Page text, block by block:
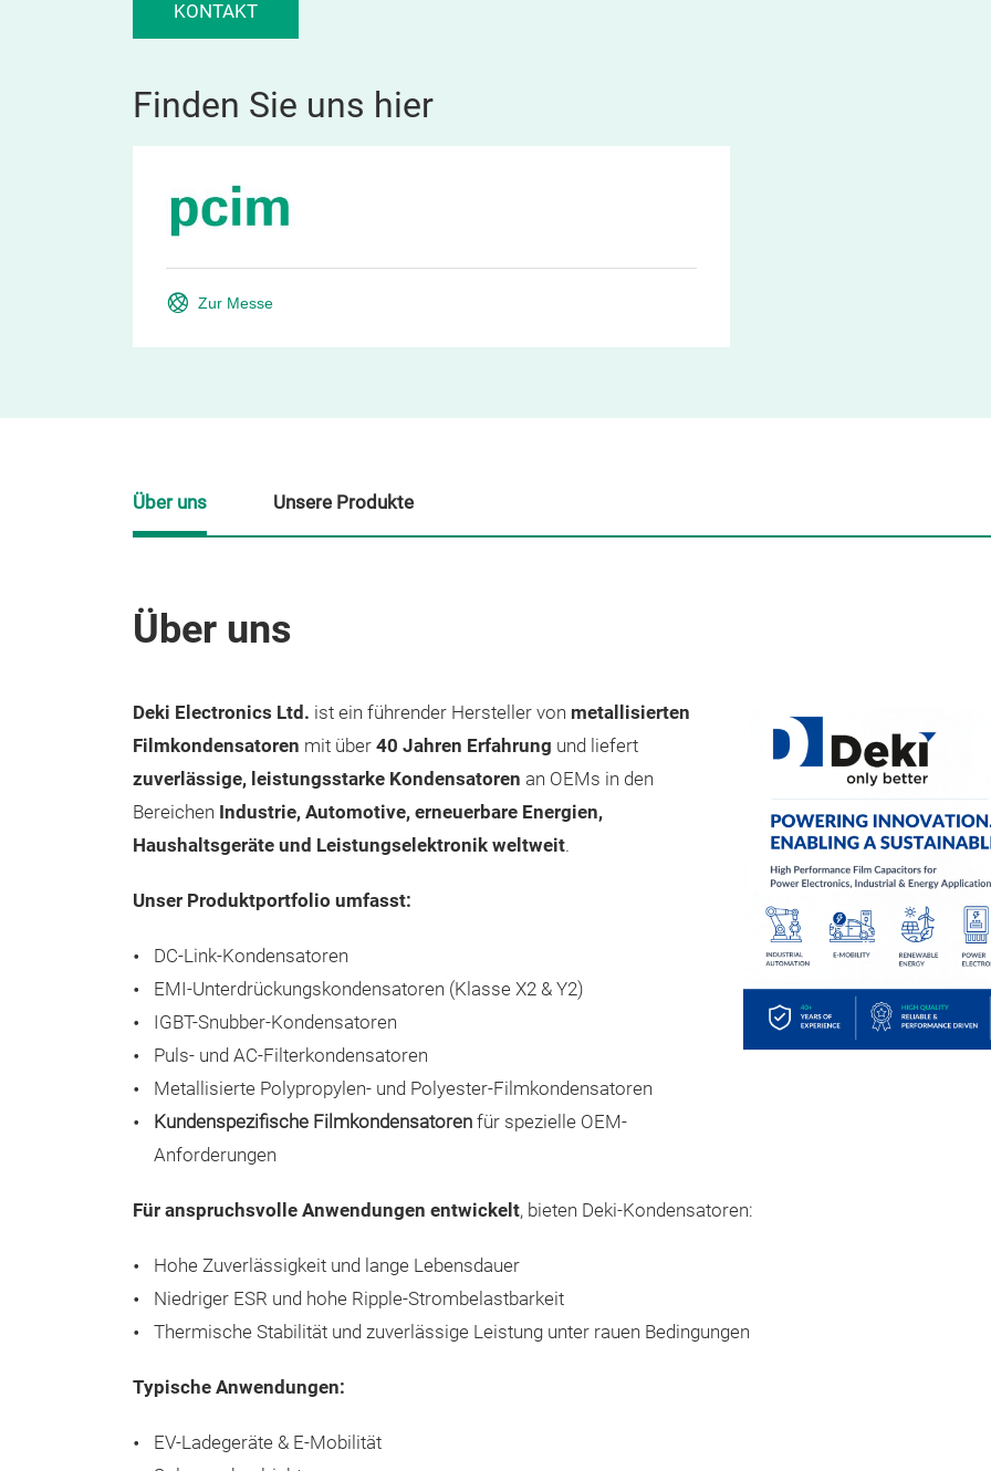
KONTAKT
Finden Sie uns hier
Zur Messe
Über uns
Deki Electronics Ltd. ist ein führender Hersteller von metallisierten
Filmkondensatoren mit über 40 Jahren Erfahrung und liefert
zuverlässige, leistungsstarke Kondensatoren an OEMs in den
Bereichen Industrie, Automotive, erneuerbare Energien,
Haushaltsgeräte und Leistungselektronik weltweit.
Unser Produktportfolio umfasst:
DC-Link-Kondensatoren
EMI-Unterdrückungskondensatoren (Klasse X2 & Y2)
IGBT-Snubber-Kondensatoren
Puls- und AC-Filterkondensatoren
Metallisierte Polypropylen- und Polyester-Filmkondensatoren
Kundenspezifische Filmkondensatoren für spezielle OEM-
Anforderungen
Für anspruchsvolle Anwendungen entwickelt, bieten Deki-Kondensatoren:
Hohe Zuverlässigkeit und lange Lebensdauer
Niedriger ESR und hohe Ripple-Strombelastbarkeit
Thermische Stabilität und zuverlässige Leistung unter rauen Bedingungen
Typische Anwendungen:
EV-Ladegeräte & E-Mobilität
Über uns Unsere Produkte